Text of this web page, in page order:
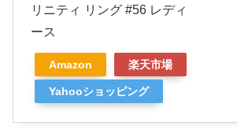
リニティ リング #56 レディ
ース
Amazon 楽天市場
Yahooショッピング